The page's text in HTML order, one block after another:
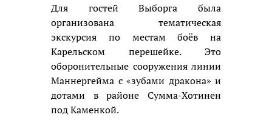
Для гостей Выборга была
организована тематическая
экскурсия по местам боёв на
Карельском перешейке. Это
оборонительные сооружения линии
Маннергейма с «зубами дракона» и
дотами в районе Сумма-Хотинен
под Каменкой.